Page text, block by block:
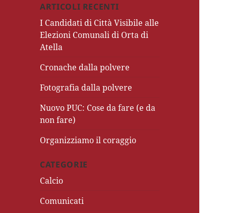
ARTICOLI RECENTI
I Candidati di Città Visibile alle
Elezioni Comunali di Orta di
Atella
Cronache dalla polvere
Fotografia dalla polvere
Nuovo PUC: Cose da fare (e da
non fare)
Organizziamo il coraggio
CATEGORIE
Calcio
Comunicati